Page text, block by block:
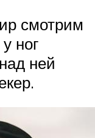
смотрим
ног
ней